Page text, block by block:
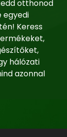
otthonod
egyedi
Keress
hálózati
azonnal